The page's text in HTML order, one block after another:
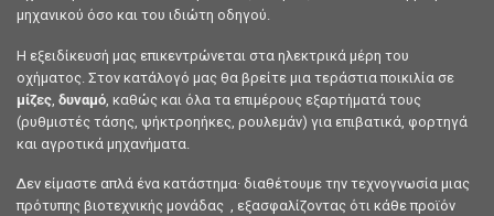
μηχανικού όσο και του ιδιώτη οδηγού.
Η εξειδίκευσή μας επικεντρώνεται στα ηλεκτρικά μέρη του
οχήματος. Στον κατάλογό μας θα βρείτε μια τεράστια ποικιλία σε
μίζες δυναμό , καθώς και όλα τα επιμέρους εξαρτήματά τους
(ρυθμιστές τάσης, ψήκτροηήκες, ρουλεμάν) για επιβατικά, φορτηγά
και αγροτικά μηχανήματα.
Δεν είμαστε απλά ένα κατάστημα· διαθέτουμε την τεχνογνωσία μιας
πρότυπης βιοτεχνικής μονάδας , εξασφαλίζοντας ότι κάθε προϊόν